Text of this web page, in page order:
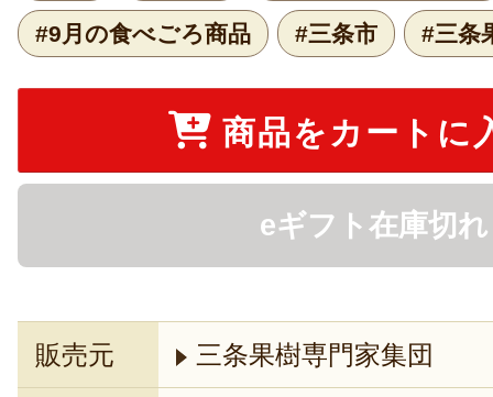
#9月の食べごろ商品 #三条市 #三条
商品をカートに
eギフト在庫切れ
販売元 三条果樹専門家集団